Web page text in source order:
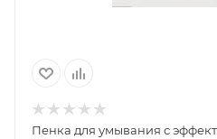
Пенка для умывания с